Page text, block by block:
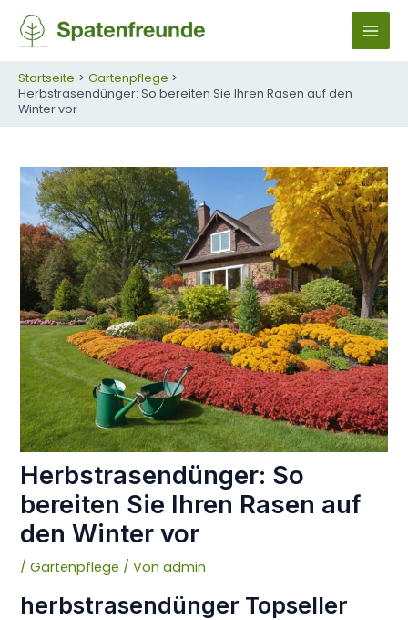
Inhalt
springen
M
M
E
N
U
Startseite
Gartenpflege
Herbstrasendünger: So bereiten Sie Ihren Rasen auf den
Winter vor
Herbstrasendünger: So
bereiten Sie Ihren Rasen auf
den Winter vor
/Gartenpflege / Vonadmin
herbstrasendünger Topseller